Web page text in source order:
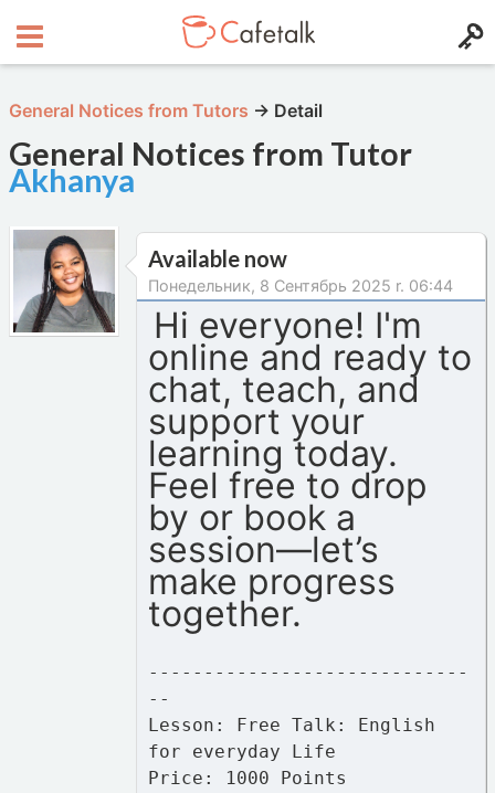
General Notices from Tutors → Detail
General Notices from Tutor
Akhanya
Available now
Понедельник, 8 Сентябрь 2025 r. 06:44
Hi everyone! I'm
online and ready to
chat, teach, and
support your
learning today.
Feel free to drop
by or book a
session—let’s
make progress
together.
-----------------------------
--
Lesson: Free Talk: English
for everyday Life
Price: 1000 Points